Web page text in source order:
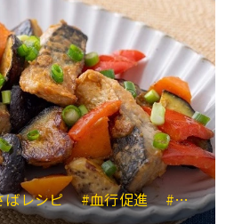
ばレシピ #血行促進 #みそ炒め